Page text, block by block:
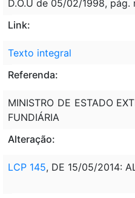
D.O.U de 05/02/1998, pág.
Link:
Texto integral
Referenda:
MINISTRO DE ESTADO
FUNDIÁRIA
Alteração:
LCP 145, DE 15/05/2014: